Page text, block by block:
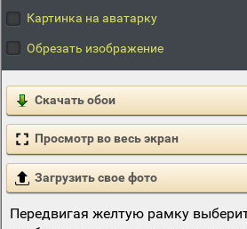
Картинка на аватарку
Обрезать изображение
Скачать обои
Просмотр во весь экран
Загрузить свое фото
Передвигая желтую рамку